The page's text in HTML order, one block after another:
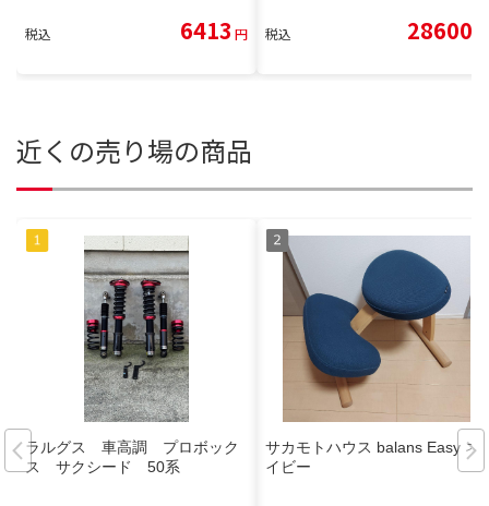
税込 6413 円 税込 28600
近くの売り場の商品
ラルグス 車高調 プロボック
ス サクシード 50系
サカモトハウス balans Easy ネ
イビー